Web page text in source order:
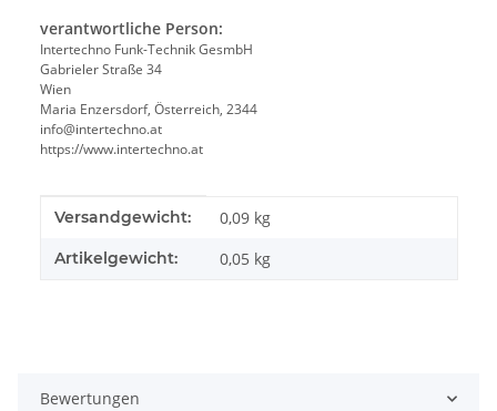
verantwortliche Person:
Intertechno Funk-Technik GesmbH
Gabrieler Straße 34
Wien
Maria Enzersdorf, Österreich, 2344
info@intertechno.at
https://www.intertechno.at
Produkteigenschaft
Wert
Versandgewicht: 0,09 kg
Artikelgewicht: 0,05 kg
Bewertungen